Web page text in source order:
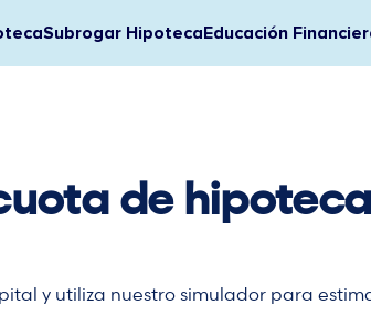
Subrogar HipotecaEducación
de
y utiliza nuestro simulador para